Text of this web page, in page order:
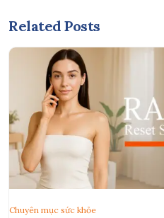
Related Posts
Chuyên mục sức khỏe